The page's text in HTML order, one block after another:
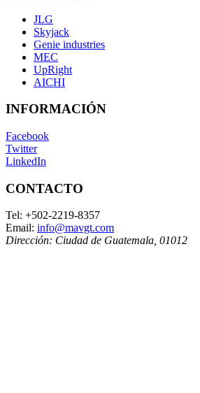
JLG
Skyjack
Genie industries
MEC
UpRight
AICHI
INFORMACIÓN
Facebook
Twitter
LinkedIn
CONTACTO
Tel: +502-2219-8357
Email: info@mavgt.com
Dirección: Ciudad de Guatemala 01012